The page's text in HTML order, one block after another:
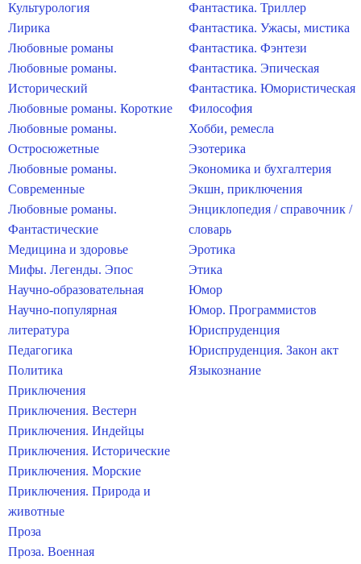
Культурология
Лирика
Любовные романы
Любовные романы.
Исторический
Любовные романы. Короткие
Любовные романы.
Остросюжетные
Любовные романы.
Современные
Любовные романы.
Фантастические
Медицина и здоровье
Мифы. Легенды. Эпос
Научно-образовательная
Научно-популярная
литература
Педагогика
Политика
Приключения
Приключения. Вестерн
Приключения. Индейцы
Приключения. Исторические
Приключения. Морские
Приключения. Природа и
животные
Проза
Проза. Военная
Фантастика. Триллер
Фантастика. Ужасы, мистика
Фантастика. Фэнтези
Фантастика. Эпическая
Фантастика. Юмористическая
Философия
Хобби, ремесла
Эзотерика
Экономика и бухгалтерия
Экшн, приключения
Энциклопедия / справочник /
словарь
Эротика
Этика
Юмор
Юмор. Программистов
Юриспруденция
Юриспруденция. Закон акт
Языкознание